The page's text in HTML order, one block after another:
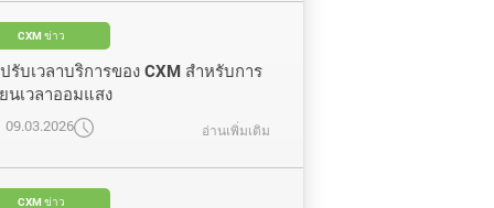
CXM ข่าว
รับเวลาบริการของ CXM สำหรับการ
นเวลาออมแสง
09.03.2026
อ่านเพิ่มเติม
CXM ข่าว